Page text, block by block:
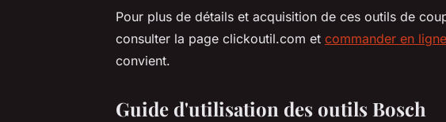
Pour plus de détails et acquisition de ces outils de
consulter la page clickoutil.com et commander en ligne
convient.
Guide d'utilisation des outils Bosch